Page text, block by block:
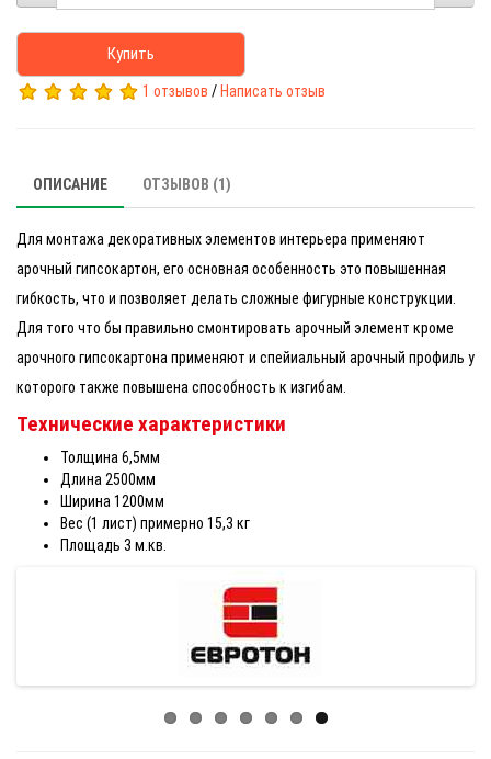
Купить
1 отзывов / Написать отзыв
ОПИСАНИЕ ОТЗЫВОВ (1)
Для монтажа декоративных элементов интерьера применяют
арочный гипсокартон, его основная особенность это повышенная
гибкость, что и позволяет делать сложные фигурные конструкции.
Для того что бы правильно смонтировать арочный элемент кроме
арочного гипсокартона применяют и спейиальный арочный профиль у
которого также повышена способность к изгибам.
Технические характеристики
Толщина 6,5мм
Длина 2500мм
Ширина 1200мм
Вес (1 лист) примерно 15,3 кг
Площадь 3 м.кв.